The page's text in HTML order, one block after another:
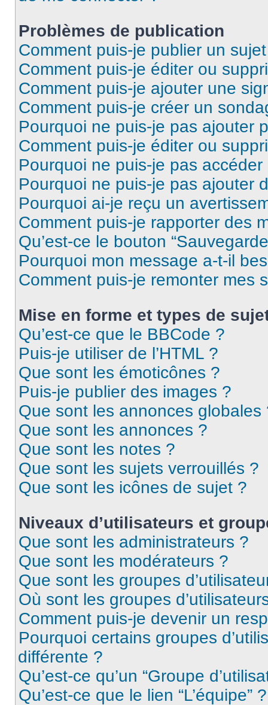
Problèmes de publication
Comment puis-je publier un
Comment puis-je éditer ou
Comment puis-je ajouter une
Comment puis-je créer un
Pourquoi ne puis-je pas ajouter
Comment puis-je éditer ou
Pourquoi ne puis-je pas
Pourquoi ne puis-je pas ajouter
Pourquoi ai-je reçu un
Comment puis-je rapporter des
Qu’est-ce le bouton
Pourquoi mon message a-t-il
Comment puis-je remonter mes
Mise en forme et types de
Qu’est-ce que le BBCode ?
Puis-je utiliser de l’HTML ?
Que sont les émoticônes ?
Puis-je publier des images ?
Que sont les annonces globales
Que sont les annonces ?
Que sont les notes ?
Que sont les sujets verrouillés ?
Que sont les icônes de sujet ?
Niveaux d’utilisateurs et
Que sont les administrateurs ?
Que sont les modérateurs ?
Que sont les groupes
Où sont les groupes
Comment puis-je devenir un
Pourquoi certains groupes
différente ?
Qu’est-ce qu’un “Groupe
Qu’est-ce que le lien “L’équipe” ?